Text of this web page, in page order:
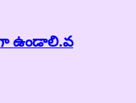
ఉండాలి.వ